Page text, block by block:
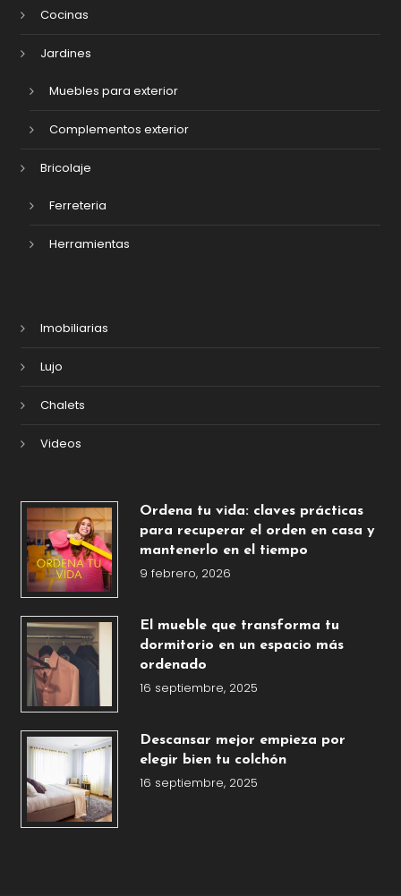
Cocinas
Jardines
Muebles para exterior
Complementos exterior
Bricolaje
Ferreteria
Herramientas
Imobiliarias
Lujo
Chalets
Videos
Ordena tu vida: claves prácticas
para recuperar el orden en casa y
mantenerlo en el tiempo
9 febrero, 2026
El mueble que transforma tu
dormitorio en un espacio más
ordenado
16 septiembre, 2025
Descansar mejor empieza por
elegir bien tu colchón
16 septiembre, 2025